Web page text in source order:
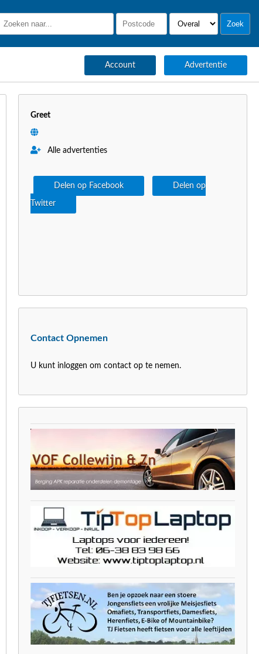
Account Advertentie
Greet
Alle advertenties
Delen op Facebook Delen op
Twitter
Contact Opnemen
U kunt inloggen om contact op te nemen.